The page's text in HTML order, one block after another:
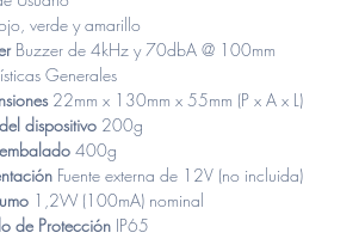
verde y amarillo
Buzzer de 4kHz y 70dbA @ 100mm
Generales
22mm x 130mm x 55mm (P x A x L)
dispositivo 200g
400g
Fuente externa de 12V (no incluida)
1,2W (100mA) nominal
de Protección IP65